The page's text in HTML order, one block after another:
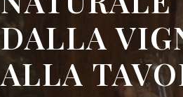
DALLA
ALLA